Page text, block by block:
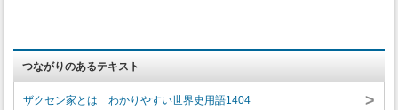
つながりのあるテキスト
ザクセン家とは わかりやすい世界史用語1404 >